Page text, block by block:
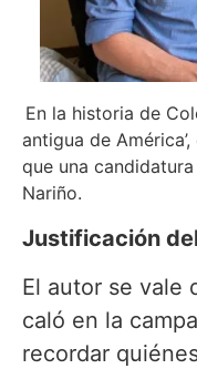
En la historia de
antigua de
que una
Nariño.
Justificación
El autor se vale
caló en la
recordar